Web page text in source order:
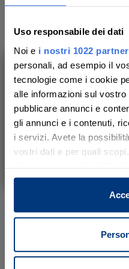
Uso responsabile dei dati
Noi e i nostri 1022 partner
personali, ad esempio il
tecnologie come i cookie
alle informazioni sul
pubblicare annunci e
gli annunci e i contenuti,
i servizi. Avete la
vostri dati e per quali
in cui avete effettuato le
modificare o revocare il
momento dalla
Con il tuo consenso,
- Bari
Luogo di visione del bene
Dati della vendita
Data udienza
15/09/2026 ore 11:00
Senza incanto
Asincrona telematica
N.A.-
Ti aiutiamo a
partecipare all’asta
Con noi, passo dopo
Scopri il servizio